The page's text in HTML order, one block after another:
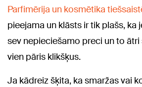
Parfimērija un kosmētika
pieejama un klāsts ir tik plašs, ka
sev nepieciešamo preci un to
vien pāris klikšķus.
Ja kādreiz šķita, ka smaržas vai